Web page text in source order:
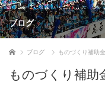
ブログ
ホーム ブログ ものづくり補助
ものづくり補